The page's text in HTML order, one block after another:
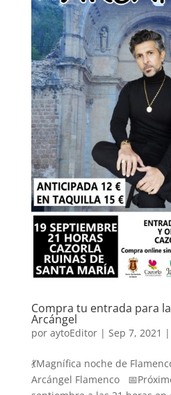
Compra tu entrada para
Arcángel
por aytoEditor| Sep 7, 2021 |
💃Magnífica noche de
Arcángel Flamenco